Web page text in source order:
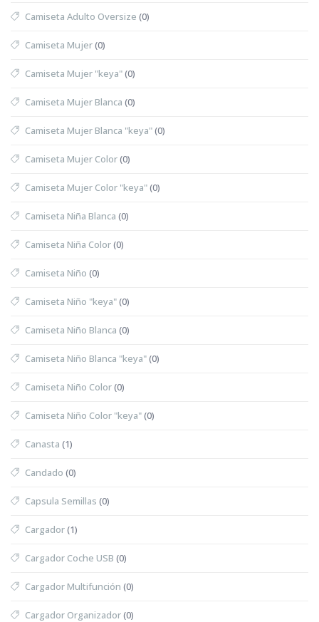
Camiseta Adulto Oversize (0)
Camiseta Mujer(0)
Camiseta Mujer "keya"(0)
Camiseta Mujer Blanca (0)
Camiseta Mujer Blanca "keya"(0)
Camiseta Mujer Color(0)
Camiseta Mujer Color "keya"(0)
Camiseta Niña Blanca (0)
Camiseta Niña Color(0)
Camiseta Niño (0)
Camiseta Niño "keya"(0)
Camiseta Niño Blanca (0)
Camiseta Niño Blanca "keya"(0)
Camiseta Niño Color(0)
Camiseta Niño Color "keya"(0)
Canasta (1)
Candado (0)
Capsula Semillas (0)
Cargador(1)
Cargador Coche USB (0)
Cargador Multifunción (0)
Cargador Organizador(0)